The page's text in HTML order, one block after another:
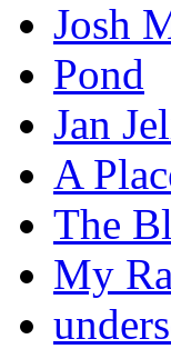
Josh
Pond
Jan
A
The
My